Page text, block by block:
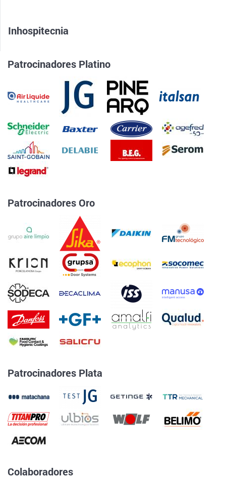
Inhospitecnia
Patrocinadores Platino
Patrocinadores Oro
Patrocinadores Plata
Colaboradores